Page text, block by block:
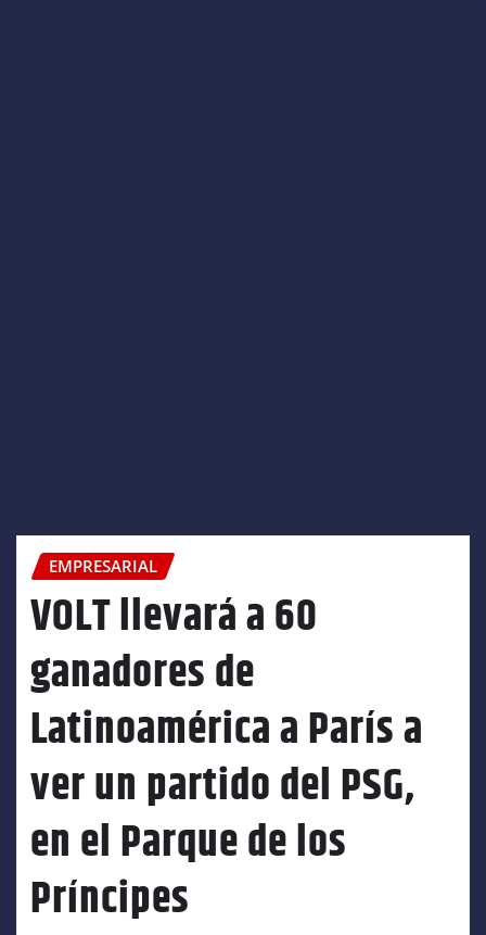
EMPRESARIAL
VOLT llevará a 60
ganadores de
Latinoamérica a París a
ver un partido del PSG,
en el Parque de los
Príncipes